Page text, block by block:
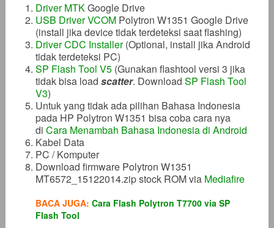
Driver MTKGoogle Drive
USB Driver VCOMPolytron W1351 Google Drive
(install jika device tidak terdeteksi saat flashing)
Driver CDC Installer(Optional, install jika Android
tidak terdeteksi PC)
SP Flash Tool V5(Gunakan flashtool versi 3 jika
tidak bisa load scatter. Download SP Flash Tool
V3)
Untuk yang tidak ada pilihan Bahasa Indonesia
pada HP Polytron W1351 bisa coba cara nya
di Cara Menambah Bahasa Indonesia di Android
Kabel Data
PC / Komputer
Download firmware Polytron W1351
MT6572_15122014.zip stock ROM via Mediafire
BACA JUGA: Cara Flash Polytron T7700 via SP
Flash Tool